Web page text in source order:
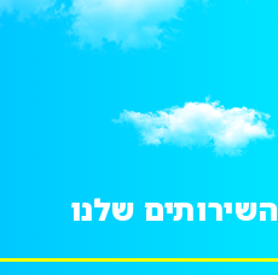
השירותים שלנו